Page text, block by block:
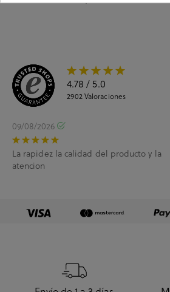
4.78 / 5.0
2902Valoraciones
09/08/2026
La rapidez la calidad del producto y la
atencion